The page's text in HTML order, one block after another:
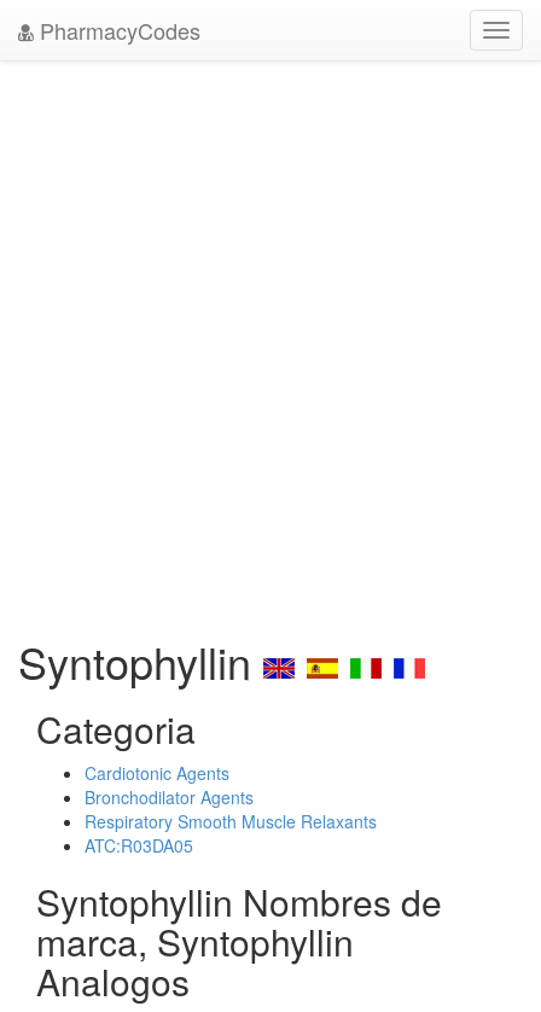
PharmacyCodes
Syntophyllin
Categoria
Cardiotonic Agents
Bronchodilator Agents
Respiratory Smooth Muscle Relaxants
ATC:R03DA05
Syntophyllin Nombres de
marca, Syntophyllin
Analogos